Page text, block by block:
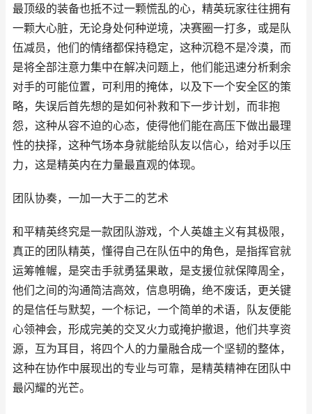
最顶级的装备也抵不过一颗慌乱的心，精英玩家往往拥有
一颗大心脏，无论身处何种逆境，决赛圈一打多，或是队
伍减员，他们的情绪都保持稳定，这种沉稳不是冷漠，而
是将全部注意力集中在解决问题上，他们能迅速分析剩余
对手的可能位置，可利用的掩体，以及下一个安全区的策
略，失误后首先想的是如何补救和下一步计划，而非抱
怨，这种从容不迫的心态，使得他们能在高压下做出最理
性的抉择，这种气场本身就能给队友以信心，给对手以压
力，这是精英内在力量最直观的体现。
团队协奏，一加一大于二的艺术
和平精英终究是一款团队游戏，个人英雄主义有其极限，
真正的团队精英，懂得自己在队伍中的角色，是指挥官就
运筹帷幄，是突击手就勇猛果敢，是支援位就保障周全，
他们之间的沟通简洁高效，信息明确，绝不废话，更关键
的是信任与默契，一个标记，一个简单的术语，队友便能
心领神会，形成完美的交叉火力或掩护撤退，他们共享资
源，互为耳目，将四个人的力量融合成一个坚韧的整体，
这种在协作中展现出的专业与可靠，是精英精神在团队中
最闪耀的光芒。